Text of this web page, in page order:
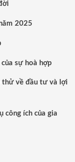
2025
sự hoà hợp
thử về đầu tư và lợi
công ích của gia